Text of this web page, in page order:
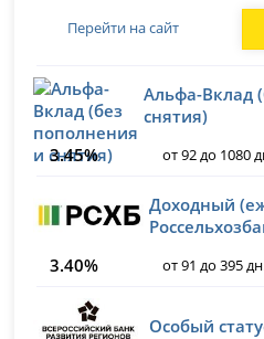
Перейти на сайт
Альфа-Вклад
снятия)
3.45%
от 92 до 1080
Доходный
3.40%
от 91 до 395
Особый